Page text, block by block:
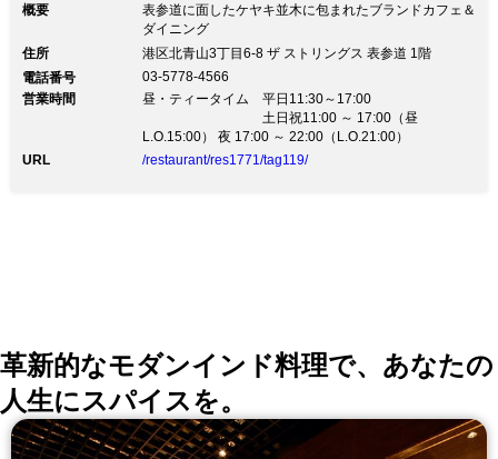
概要
表参道に面したケヤキ並木に包まれたブランドカフェ＆
ダイニング
住所
港区北青山3丁目6-8 ザ ストリングス 表参道 1階
電話番号
03-5778-4566
営業時間
昼・ティータイム 平日11:30～17:00
土日祝11:00 ～ 17:00（昼
L.O.15:00） 夜 17:00 ～ 22:00（L.O.21:00）
URL
/restaurant/res1771/tag119/
革新的なモダンインド料理で、あなたの
人生にスパイスを。